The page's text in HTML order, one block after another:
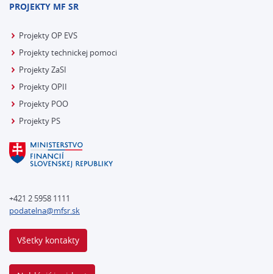
PROJEKTY MF SR
Projekty OP EVS
Projekty technickej pomoci
Projekty ZaSI
Projekty OPII
Projekty POO
Projekty PS
+421 2 5958 1111
podatelna@mfsr.sk
Všetky kontakty